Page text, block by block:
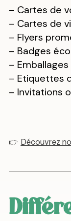
– Cartes de
– Cartes de
– Flyers
– Badges
–
– Etiquettes
– Invitations
👉 Découvrez